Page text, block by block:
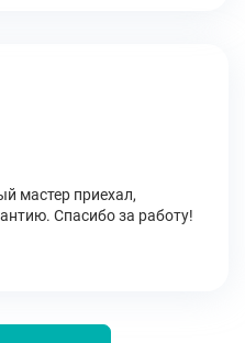
мастер приехал,
Спасибо за работу!